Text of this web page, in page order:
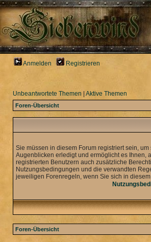
Anmelden Registrieren
Unbeantwortete Themen Aktive Themen
Foren-Übersicht
Sie müssen in diesem Forum registriert sein,
Augenblicken erledigt und ermöglicht es Ihnen,
registrierten Benutzern auch zusätzliche
Nutzungsbedingungen und die verwandten
jeweiligen Forenregeln, wenn Sie sich in
Foren-Übersicht